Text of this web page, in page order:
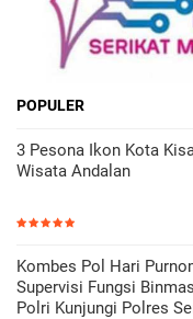
POPULER
3 Pesona Ikon Kota
Wisata Andalan
Kombes Pol Hari
Supervisi Fungsi
Polri Kunjungi Polres